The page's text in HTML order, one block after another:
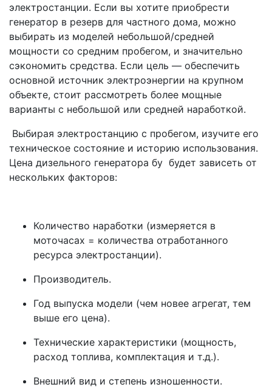
электростанции. Если вы хотите приобрести
генератор в резерв для частного дома, можно
выбирать из моделей небольшой/средней
мощности со средним пробегом, и значительно
сэкономить средства. Если цель — обеспечить
основной источник электроэнергии на крупном
объекте, стоит рассмотреть более мощные
варианты с небольшой или средней наработкой.
Выбирая электростанцию с пробегом, изучите его
техническое состояние и историю использования.
Цена дизельного генератора бу будет зависеть от
нескольких факторов:
Количество наработки (измеряется в
моточасах = количества отработанного
ресурса электростанции).
Производитель.
Год выпуска модели (чем новее агрегат, тем
выше его цена).
Технические характеристики (мощность,
расход топлива, комплектация и т.д.).
Внешний вид и степень изношенности.